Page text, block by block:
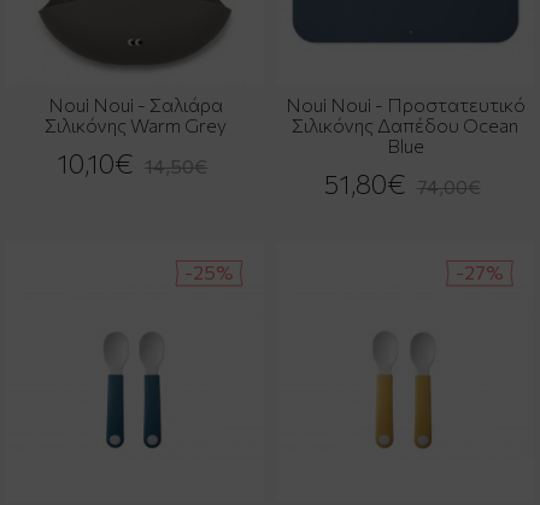
Noui Noui - Σαλιάρα
Σιλικόνης Warm Grey
10,10€ 14,50€
Noui Noui - Προστατευτικό
Σιλικόνης Δαπέδου Ocean
Blue
51,80€ 74,00€
-25% -27%